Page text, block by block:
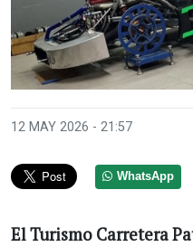
12 MAY 2026 - 21:57
WhatsApp
El Turismo Carretera